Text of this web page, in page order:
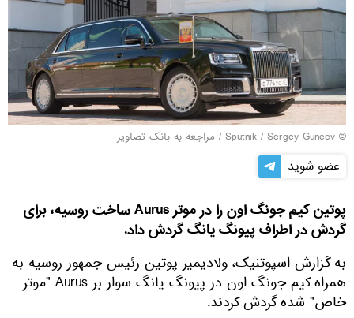
© Sputnik / Sergey Guneev
/ مراجعه به بانک تصاویر
عضو شوید
پوتین کیم جونگ اون را در موتر Aurus ساخت روسیه، برای
گردش در اطراف پیونگ یانگ گردش داد.
به گزارش اسپوتنیک، ولادیمیر پوتین رئیس جمهور روسیه به
همراه کیم جونگ اون در پیونگ یانگ سوار بر Aurus "موتر
خاص" شده گردش کردند.